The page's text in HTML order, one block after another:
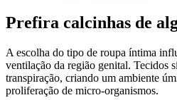
Prefira calcinhas de
A escolha do tipo de roupa íntima
ventilação da região genital. Tecidos
transpiração, criando um ambiente
proliferação de micro-organismos.